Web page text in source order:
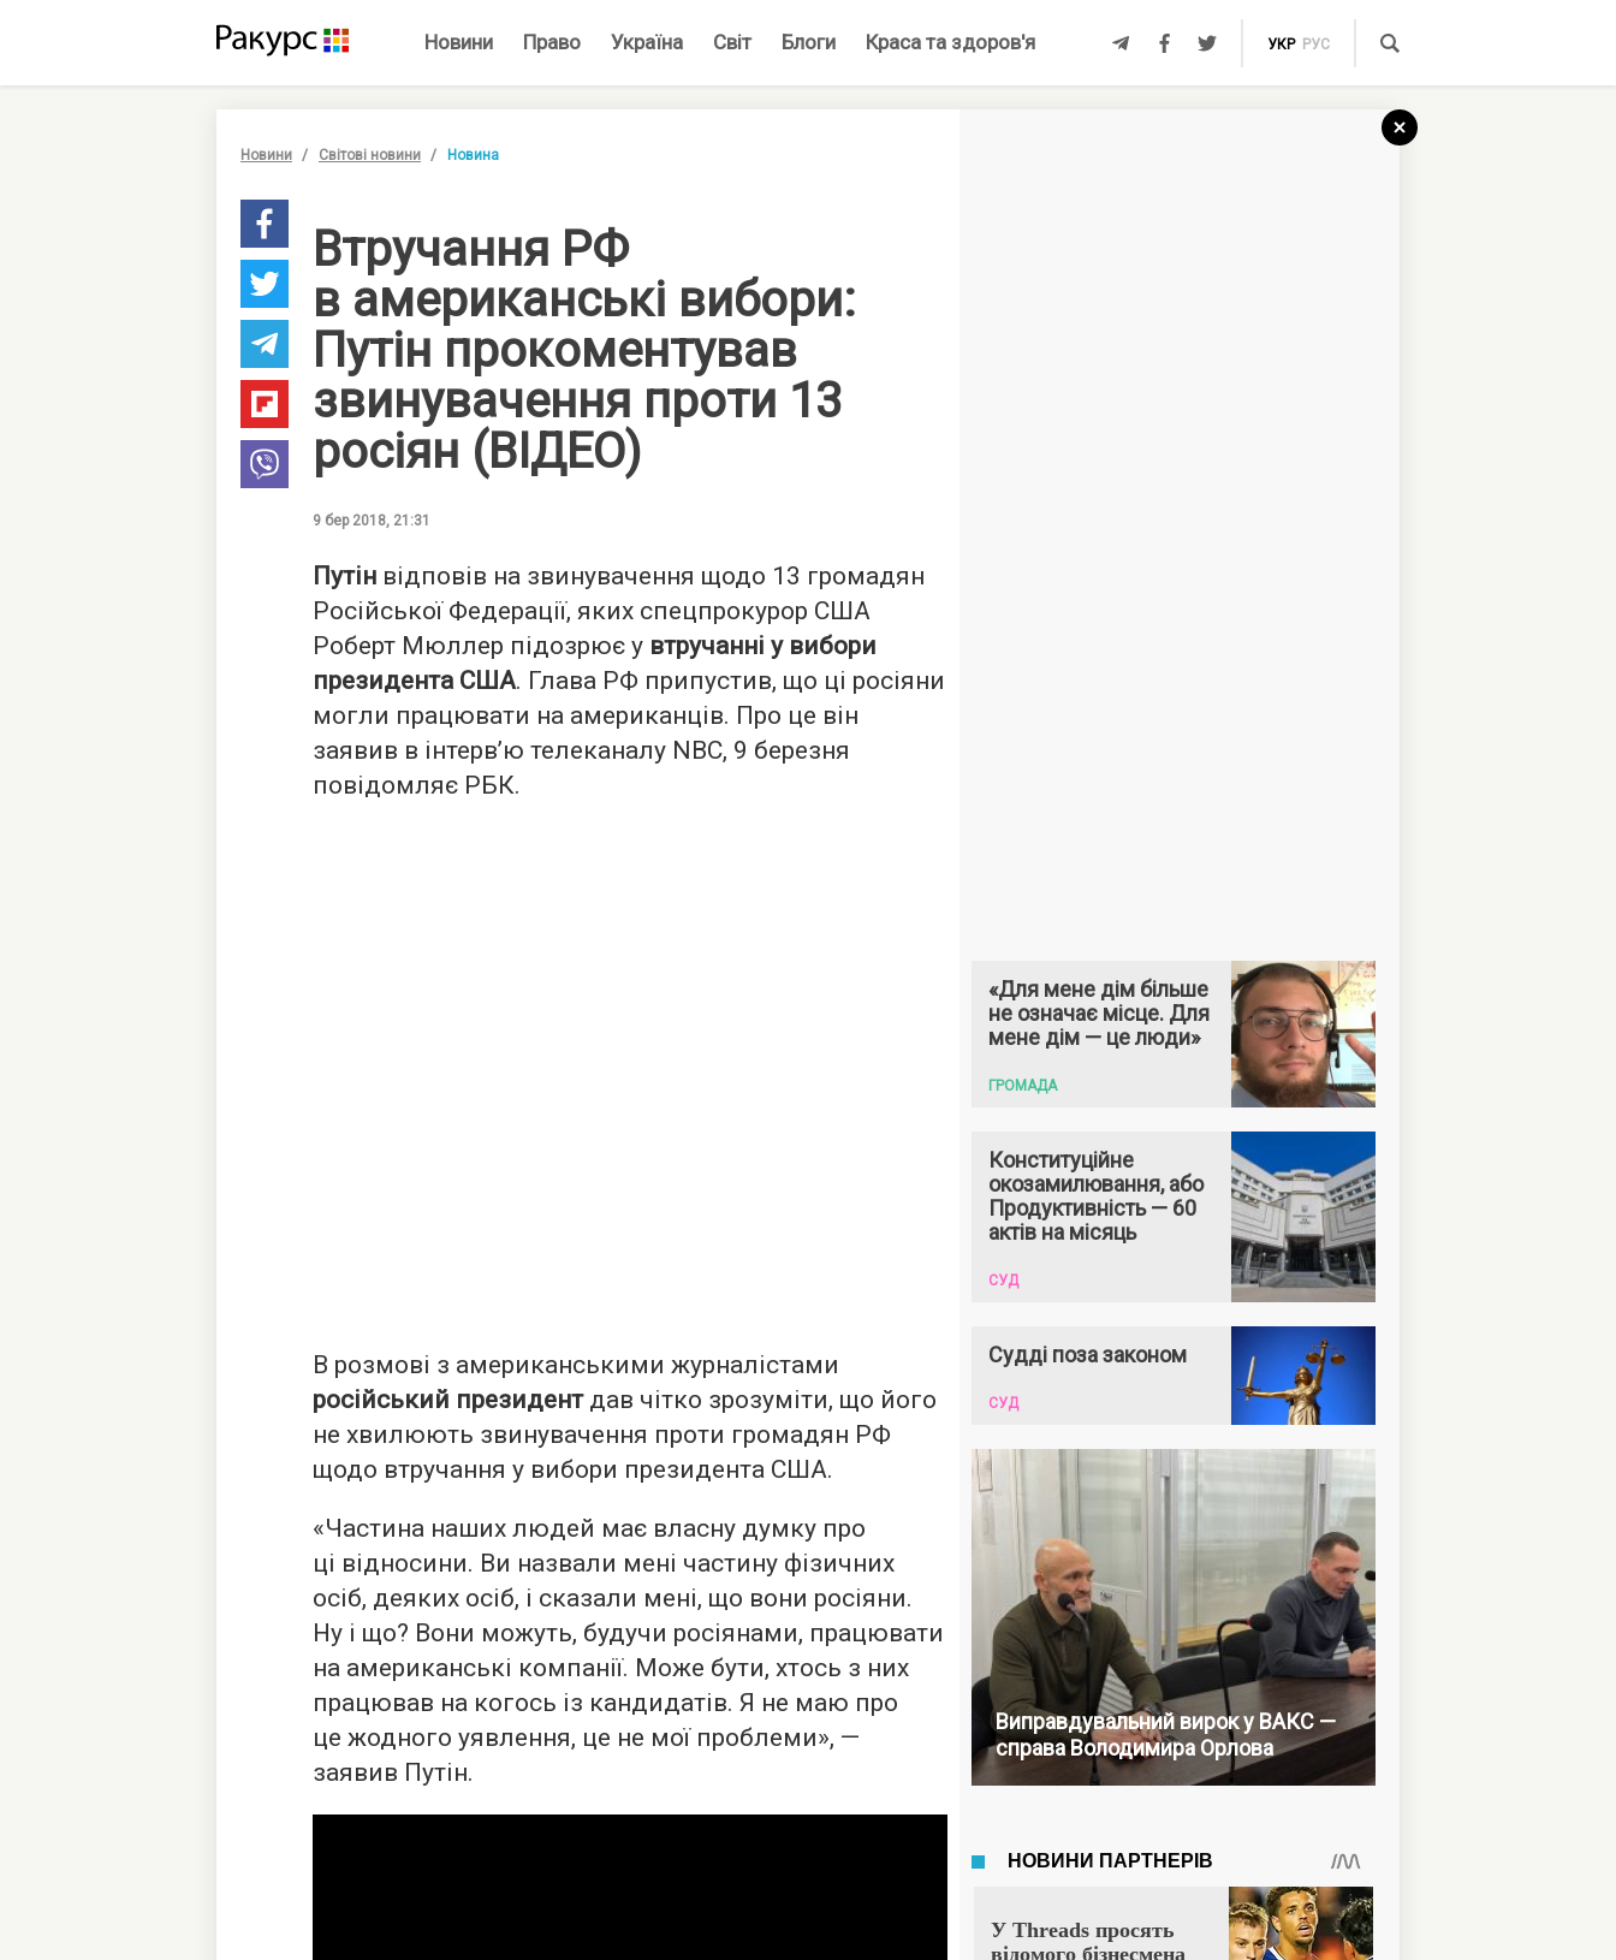
Новини Право Україна Світ Блоги Краса та здоров'я УКР РУС
Новини Світові новини Новина
Втручання РФ
в американські вибори:
Путін прокоментував
звинувачення проти 13
росіян (ВІДЕО)
9 бер 2018, 21:31
Путін відповів на звинувачення щодо 13 громадян
Російської Федерації, яких спецпрокурор США
Роберт Мюллер підозрює у втручанні у вибори
президента США. Глава РФ припустив, що ці росіяни
могли працювати на американців. Про це він
заявив в інтерв’ю телеканалу NBC, 9 березня
повідомляє РБК.
В розмові з американськими журналістами
російський президентдав чітко зрозуміти, що його
не хвилюють звинувачення проти громадян РФ
щодо втручання у вибори президента США.
«Частина наших людей має власну думку про
ці відносини. Ви назвали мені частину фізичних
осіб, деяких осіб, і сказали мені, що вони росіяни.
Ну і що? Вони можуть, будучи росіянами, працювати
на американські компанії. Може бути, хтось з них
працював на когось із кандидатів. Я не маю про
це жодного уявлення, це не мої проблеми», —
заявив Путін.
«Для мене дім більше
не означає місце. Для
мене дім — це люди»
ГРОМАДА
Конституційне
окозамилювання, або
Продуктивність — 60
актів на місяць
СУД
Судді поза законом
СУД
Виправдувальний вирок у ВАКС —
справа Володимира Орлова